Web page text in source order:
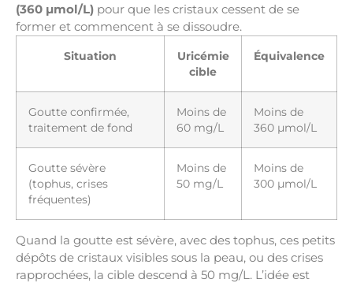
(360 µmol/L) pour que les cristaux cessent de se
former et commencent à se dissoudre.
Situation
Uricémie
cible
Équivalence
Goutte confirmée,
traitement de fond
Moins de
60 mg/L
Moins de
360 µmol/L
Goutte sévère
(tophus, crises
fréquentes)
Moins de
50 mg/L
Moins de
300 µmol/L
Quand la goutte est sévère, avec des tophus, ces petits
dépôts de cristaux visibles sous la peau, ou des crises
rapprochées, la cible descend à 50 mg/L. L’idée est